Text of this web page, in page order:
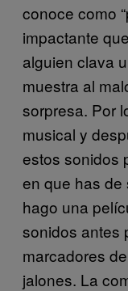
conoce como
impactante
alguien clava
muestra al
sorpresa. Por
musical y
estos sonidos
en que has de
hago una
sonidos antes
marcadores
jalones. La